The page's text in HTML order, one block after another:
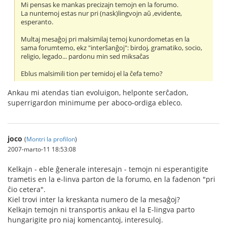
Mi pensas ke mankas precizajn temojn en la forumo.
La nuntemoj estas nur pri (nask)lingvojn aŭ ,evidente,
esperanto.
Multaj mesaĝoj pri malsimilaj temoj kunordometas en la
sama forumtemo, ekz "interŝanĝoj": birdoj, gramatiko, socio,
religio, legado... pardonu min sed miksaĉas
Eblus malsimili tion per temidoj el la ĉefa temo?
Ankau mi atendas tian evoluigon, helponte serĉadon,
superrigardon minimume per aboco-ordiga ebleco.
joco (Montri la profilon)
2007-marto-11 18:53:08
Kelkajn - eble ĝenerale interesajn - temojn ni esperantigite
trametis en la e-linva parton de la forumo, en la fadenon "pri
ĉio cetera".
Kiel trovi inter la kreskanta numero de la mesaĝoj?
Kelkajn temojn ni transportis ankau el la E-lingva parto
hungarigite pro niaj komencantoj, interesuloj.